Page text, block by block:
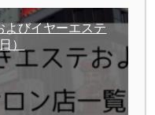
よびイヤーエステ
）